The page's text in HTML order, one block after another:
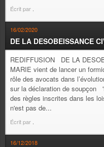
Écrit par
16/02/2020
DE LA DESOBEISSANCE
REDIFFUSION DE LA
MARIE vient de lancer un
rôle des avocats dans
sur la déclaration de soupçon
des règles inscrites dans les
n'est pas de...
Écrit par
16/12/2018